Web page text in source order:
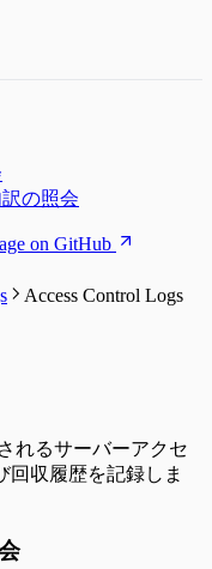
訳の照会
on GitHub
Access Control Logs
れるサーバーアクセ
回収履歴を記録しま